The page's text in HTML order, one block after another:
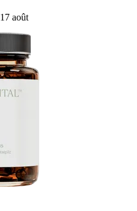
août